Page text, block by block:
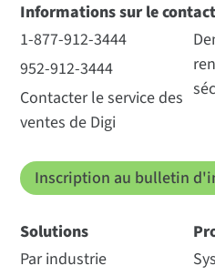
Informations sur le contact
1-877-912-3444
952-912-3444
Contacter le service des
ventes de Digi
Inscription au bulletin
Solutions
Par industrie